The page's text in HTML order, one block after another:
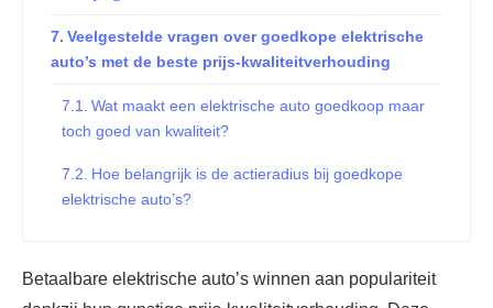
Veelgestelde vragen over goedkope elektrische
auto’s met de beste prijs-kwaliteitverhouding
Wat maakt een elektrische auto goedkoop maar
toch goed van kwaliteit?
Hoe belangrijk is de actieradius bij goedkope
elektrische auto’s?
Betaalbare elektrische auto’s winnen aan populariteit